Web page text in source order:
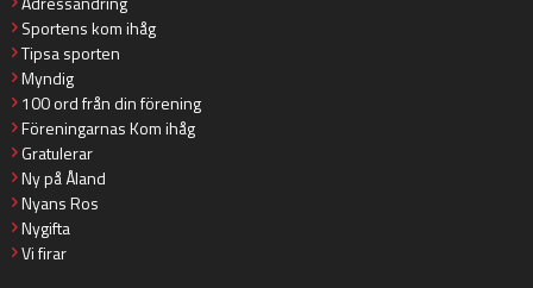
Sportens kom ihåg
Tipsa sporten
Myndig
100 ord från din förening
Föreningarnas Kom ihåg
Gratulerar
Ny på Åland
Nyans Ros
Nygifta
Vi firar